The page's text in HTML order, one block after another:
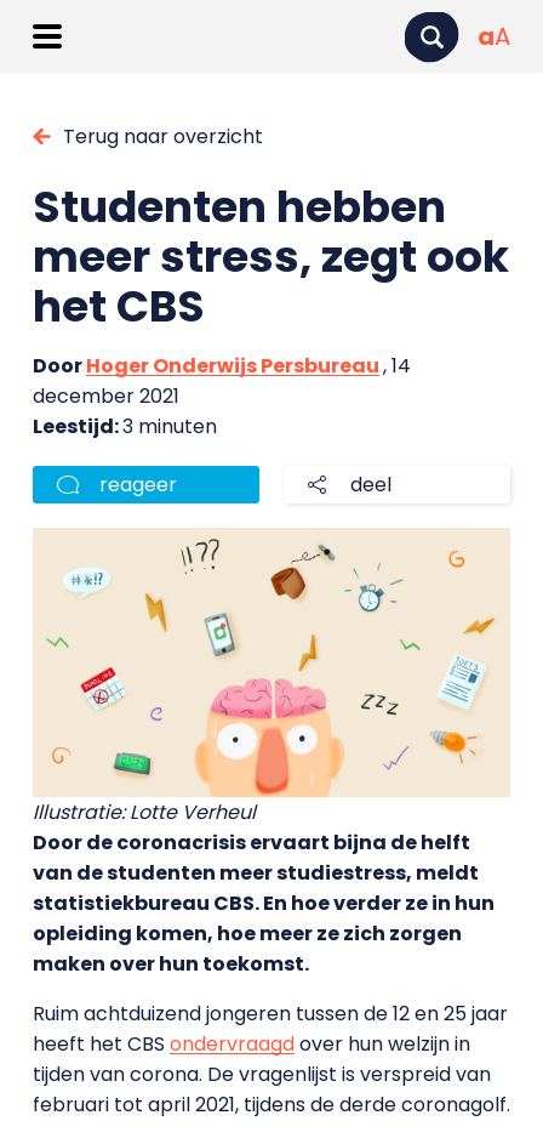
aA
Terug naar overzicht
Studenten hebben
meer stress, zegt ook
het CBS
DoorHoger Onderwijs Persbureau, 14
december 2021
Leestijd:3 minuten
reageer deel
Illustratie: Lotte Verheul
Door de coronacrisis ervaart bijna de helft
van de studenten meer studiestress, meldt
statistiekbureau CBS. En hoe verder ze in hun
opleiding komen, hoe meer ze zich zorgen
maken over hun toekomst.
Ruim achtduizend jongeren tussen de 12 en 25 jaar
heeft het CBS ondervraagdover hun welzijn in
tijden van corona. De vragenlijst is verspreid van
februari tot april 2021, tijdens de derde coronagolf.